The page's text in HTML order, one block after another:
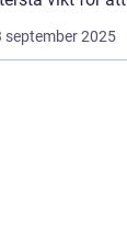
september 2025